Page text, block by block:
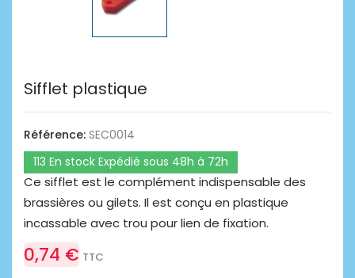
Sifflet plastique
Référence: SEC0014
113 En stock Expédié sous 48h à 72h
Ce sifflet est le complément indispensable des
brassières ou gilets. Il est conçu en plastique
incassable avec trou pour lien de fixation.
0,74 € TTC